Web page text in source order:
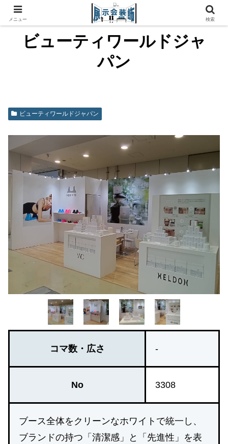
ビューティワールドジャ
パン
ビューティワールドジャパン
コマ数・広さ -
No 3308
ブース全体をクリーンなホワイトで統一し、
ブランドの持つ「清潔感」と「先進性」を表
メニュー 検索